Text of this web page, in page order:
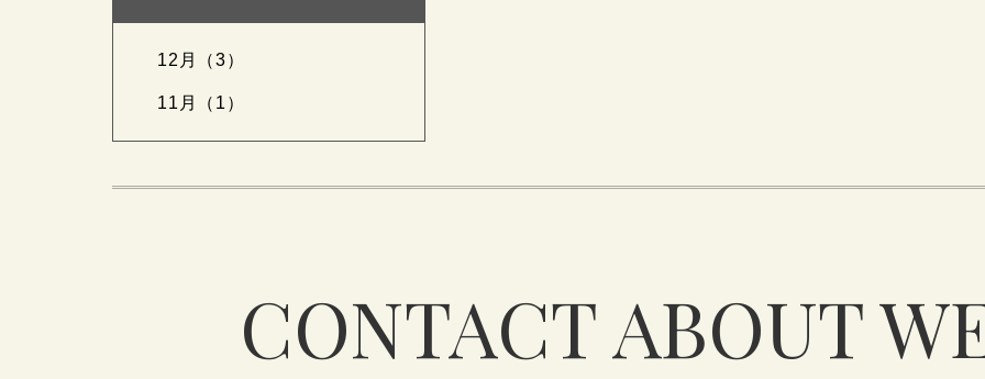
12月（3）
11月（1）
CONTACT ABOUT